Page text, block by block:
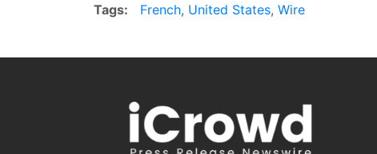
Tags: French, United States, Wire